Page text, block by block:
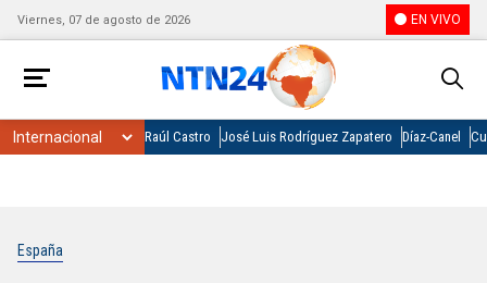
Viernes, 07 de agosto de 2026 EN VIVO
Raúl Castro José Luis Rodríguez Zapatero Díaz-Canel
España